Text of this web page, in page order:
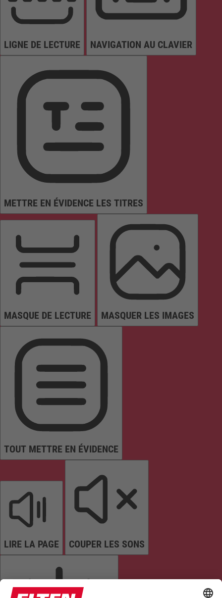
LIGNE DE LECTURE NAVIGATION AU CLAVIER
METTRE EN ÉVIDENCE LES TITRES
MASQUE DE LECTURE MASQUER LES IMAGES
TOUT METTRE EN ÉVIDENCE
LIRE LA PAGE COUPER LES SONS